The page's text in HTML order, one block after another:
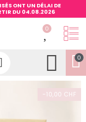
ONT UN DÉLAI DE
DU 04.08.2026
0
0
-10,00 CHF